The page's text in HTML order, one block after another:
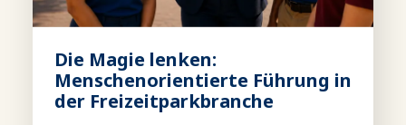
Die Magie lenken:
Menschenorientierte Führung in
der Freizeitparkbranche